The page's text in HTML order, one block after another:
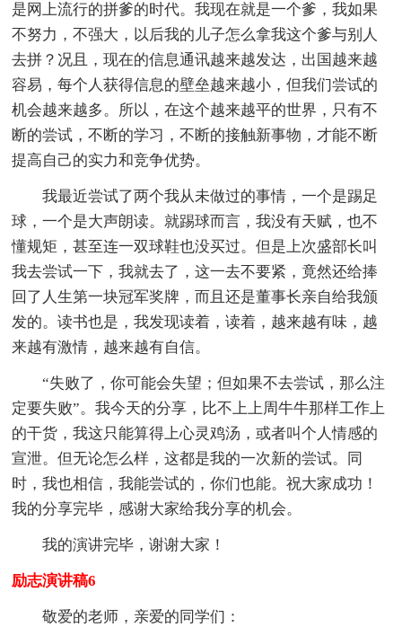
是网上流行的拼爹的时代。我现在就是一个爹，我如果
不努力，不强大，以后我的儿子怎么拿我这个爹与别人
去拼？况且，现在的信息通讯越来越发达，出国越来越
容易，每个人获得信息的壁垒越来越小，但我们尝试的
机会越来越多。所以，在这个越来越平的世界，只有不
断的尝试，不断的学习，不断的接触新事物，才能不断
提高自己的实力和竞争优势。
我最近尝试了两个我从未做过的事情，一个是踢足
球，一个是大声朗读。就踢球而言，我没有天赋，也不
懂规矩，甚至连一双球鞋也没买过。但是上次盛部长叫
我去尝试一下，我就去了，这一去不要紧，竟然还给捧
回了人生第一块冠军奖牌，而且还是董事长亲自给我颁
发的。读书也是，我发现读着，读着，越来越有味，越
来越有激情，越来越有自信。
“失败了，你可能会失望；但如果不去尝试，那么注
定要失败”。我今天的分享，比不上上周牛牛那样工作上
的干货，我这只能算得上心灵鸡汤，或者叫个人情感的
宣泄。但无论怎么样，这都是我的一次新的尝试。同
时，我也相信，我能尝试的，你们也能。祝大家成功！
我的分享完毕，感谢大家给我分享的机会。
我的演讲完毕，谢谢大家！
励志演讲稿6
敬爱的老师，亲爱的同学们：